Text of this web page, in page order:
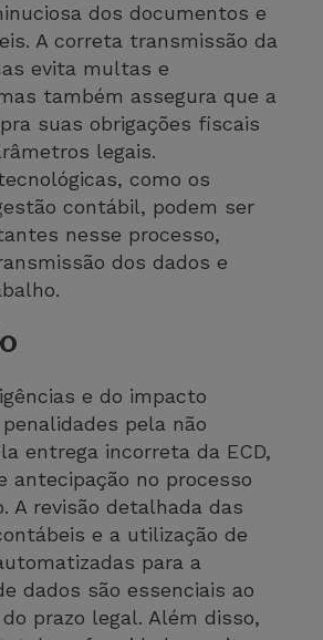
dos documentos e
A correta transmissão da
evita multas e
também assegura que a
suas obrigações fiscais
legais.
como os
contábil, podem ser
nesse processo,
dos dados e
e do impacto
pela não
entrega incorreta da ECD,
antecipação no processo
A revisão detalhada das
e a utilização de
para a
dados são essenciais ao
prazo legal. Além disso,